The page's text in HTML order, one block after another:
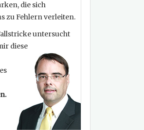
die sich
zu Fehlern verleiten.
untersucht
diese